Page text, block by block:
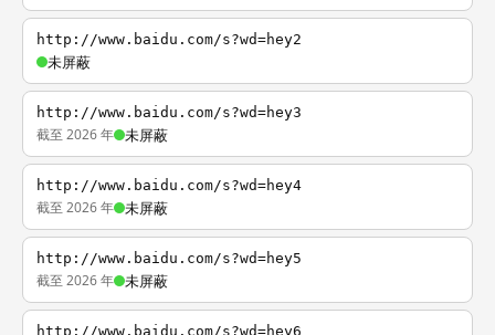
http://www.baidu.com/s?wd=hey2
未屏蔽
http://www.baidu.com/s?wd=hey3
截至 2026 年 未屏蔽
http://www.baidu.com/s?wd=hey4
截至 2026 年 未屏蔽
http://www.baidu.com/s?wd=hey5
截至 2026 年 未屏蔽
http://www.baidu.com/s?wd=hey6